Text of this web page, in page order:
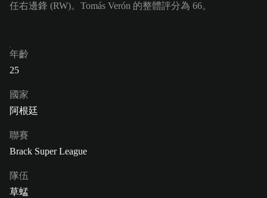
任右邊鋒 (RW)。Tomás Verón 的整體評分為 66。
年齡
25
國家
阿根廷
聯賽
Brack Super League
隊伍
草蜢